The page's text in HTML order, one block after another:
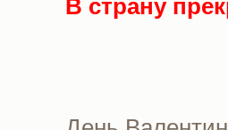
В страну